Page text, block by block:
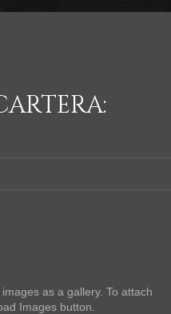
as a gallery. To attach
Images button.